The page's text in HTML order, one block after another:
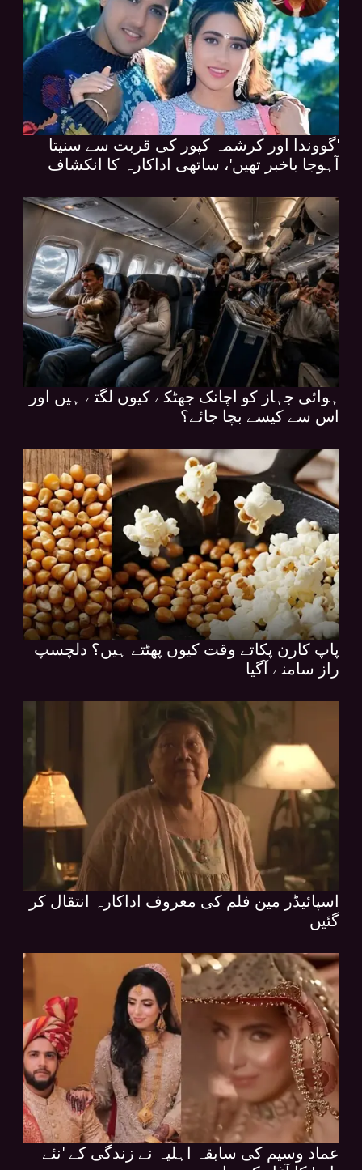
'گووندا اور کرشمہ کپور کی قربت سے سنیتا
آہوجا باخبر تھیں'، ساتھی اداکارہ کا انکشاف
ہوائی جہاز کو اچانک جھٹکے کیوں لگتے ہیں اور
اس سے کیسے بچا جائے؟
پاپ کارن پکاتے وقت کیوں پھٹتے ہیں؟ دلچسپ
راز سامنے آگیا
اسپائیڈر مین فلم کی معروف اداکارہ انتقال کر
گئیں
عماد وسیم کی سابقہ اہلیہ نے زندگی کے 'نئے